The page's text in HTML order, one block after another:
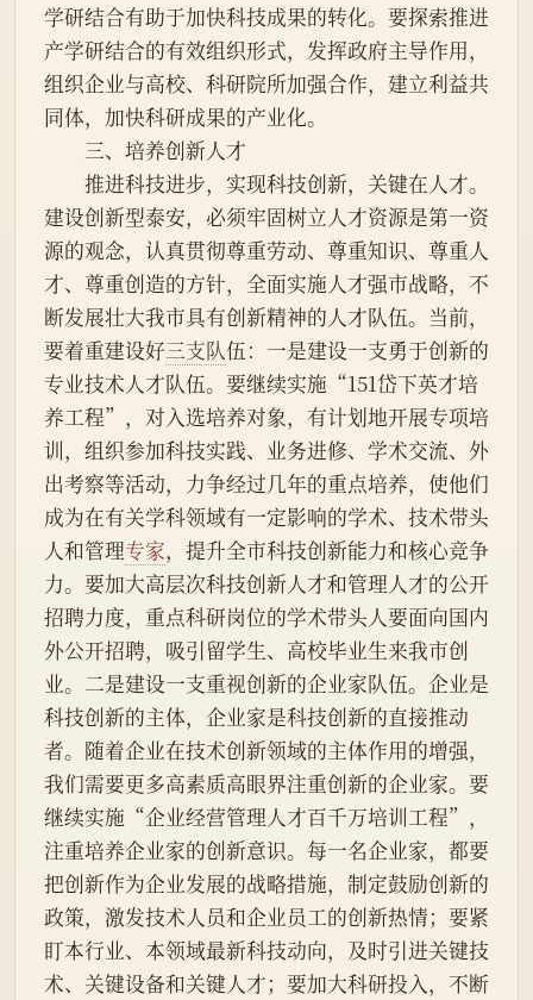
学研结合有助于加快科技成果的转化。要探索推进
产学研结合的有效组织形式，发挥政府主导作用，
组织企业与高校、科研院所加强合作，建立利益共
同体，加快科研成果的产业化。
三、培养创新人才
推进科技进步，实现科技创新，关键在人才。
建设创新型泰安，必须牢固树立人才资源是第一资
源的观念，认真贯彻尊重劳动、尊重知识、尊重人
才、尊重创造的方针，全面实施人才强市战略，不
断发展壮大我市具有创新精神的人才队伍。当前，
要着重建设好三支队伍：一是建设一支勇于创新的
专业技术人才队伍。要继续实施“151岱下英才培
养工程”，对入选培养对象，有计划地开展专项培
训，组织参加科技实践、业务进修、学术交流、外
出考察等活动，力争经过几年的重点培养，使他们
成为在有关学科领域有一定影响的学术、技术带头
人和管理专家，提升全市科技创新能力和核心竞争
力。要加大高层次科技创新人才和管理人才的公开
招聘力度，重点科研岗位的学术带头人要面向国内
外公开招聘，吸引留学生、高校毕业生来我市创
业。二是建设一支重视创新的企业家队伍。企业是
科技创新的主体，企业家是科技创新的直接推动
者。随着企业在技术创新领域的主体作用的增强，
我们需要更多高素质高眼界注重创新的企业家。要
继续实施“企业经营管理人才百千万培训工程”，
注重培养企业家的创新意识。每一名企业家，都要
把创新作为企业发展的战略措施，制定鼓励创新的
政策，激发技术人员和企业员工的创新热情；要紧
盯本行业、本领域最新科技动向，及时引进关键技
术、关键设备和关键人才；要加大科研投入，不断